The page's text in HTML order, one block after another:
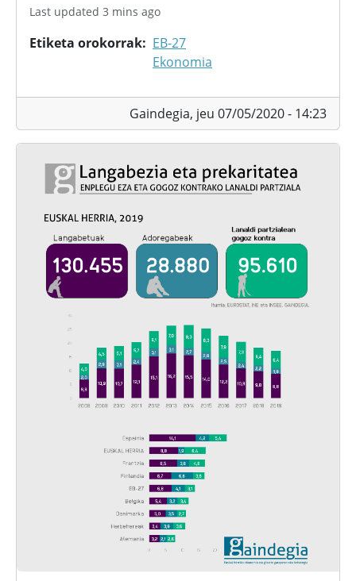
Last updated 3 mins ago
Etiketa orokorrak
EB-27
Ekonomia
Gaindegia, jeu 07/05/2020 - 14:23